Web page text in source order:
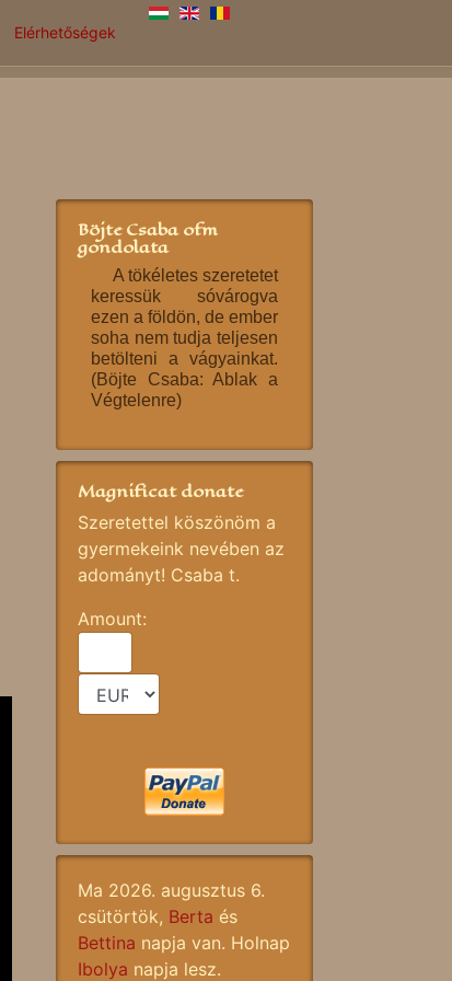
Elérhetőségek
Böjte Csaba ofm
gondolata
A tökéletes szeretetet
keressük sóvárogva
ezen a földön, de ember
soha nem tudja teljesen
betölteni a vágyainkat.
(Böjte Csaba: Ablak a
Végtelenre)
Magnificat donate
Szeretettel köszönöm a
gyermekeink nevében az
adományt! Csaba t.
Amount:
Ma 2026. augusztus 6.
csütörtök, Berta és
Bettina napja van. Holnap
Ibolya napja lesz.